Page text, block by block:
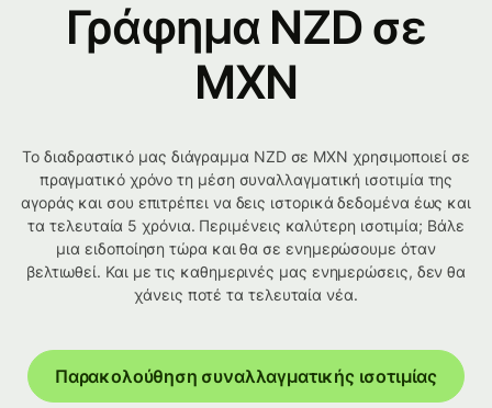
Γράφημα NZD σε
MXN
Το διαδραστικό μας διάγραμμα NZD σε MXN χρησιμοποιεί σε
πραγματικό χρόνο τη μέση συναλλαγματική ισοτιμία της
αγοράς και σου επιτρέπει να δεις ιστορικά δεδομένα έως και
τα τελευταία 5 χρόνια. Περιμένεις καλύτερη ισοτιμία; Βάλε
μια ειδοποίηση τώρα και θα σε ενημερώσουμε όταν
βελτιωθεί. Και με τις καθημερινές μας ενημερώσεις, δεν θα
χάνεις ποτέ τα τελευταία νέα.
Παρακολούθηση συναλλαγματικής ισοτιμίας